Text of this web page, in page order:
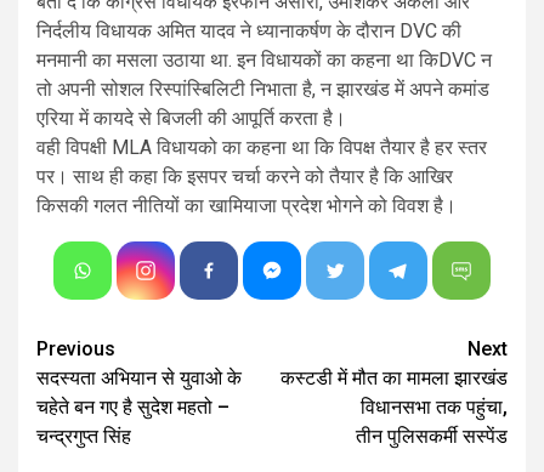
निर्दलीय विधायक अमित यादव ने ध्यानाकर्षण के दौरान DVC की
मनमानी का मसला उठाया था. इन विधायकों का कहना था किDVC न
तो अपनी सोशल रिस्पांस्बिलिटी निभाता है, न झारखंड में अपने कमांड
एरिया में कायदे से बिजली की आपूर्ति करता है।
वही विपक्षी MLA विधायको का कहना था कि विपक्ष तैयार है हर स्तर
पर। साथ ही कहा कि इसपर चर्चा करने को तैयार है कि आखिर
किसकी गलत नीतियों का खामियाजा प्रदेश भोगने को विवश है।
Continue
Reading
Previous
सदस्यता अभियान से युवाओ के
चहेते बन गए है सुदेश महतो –
चन्द्रगुप्त सिंह
Next
कस्टडी में मौत का मामला झारखंड
विधानसभा तक पहुंचा,
तीन पुलिसकर्मी सस्पेंड